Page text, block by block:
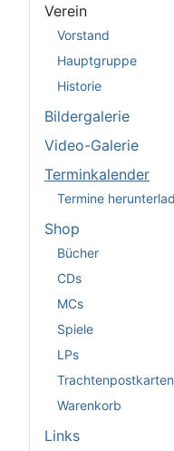
Verein
Vorstand
Hauptgruppe
Historie
Bildergalerie
Video-Galerie
Terminkalender
Termine
Shop
Bücher
CDs
MCs
Spiele
LPs
Trachtenpostkarten
Warenkorb
Links